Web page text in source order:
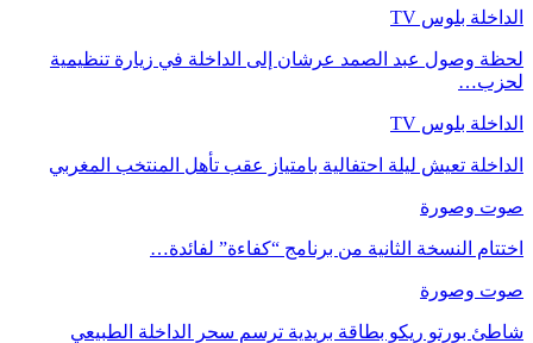
الداخلة بلوس TV
لحظة وصول عبد الصمد عرشان إلى الداخلة في زيارة تنظيمية
لحزب…
الداخلة بلوس TV
الداخلة تعيش ليلة احتفالية بامتياز عقب تأهل المنتخب المغربي
صوت وصورة
اختتام النسخة الثانية من برنامج “كفاءة” لفائدة…
صوت وصورة
شاطئ بورتو ريكو بطاقة بريدية ترسم سحر الداخلة الطبيعي